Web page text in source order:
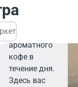
встречи или
перерыва на
чашечку
ароматного
кофе в
течение дня.
Здесь вас